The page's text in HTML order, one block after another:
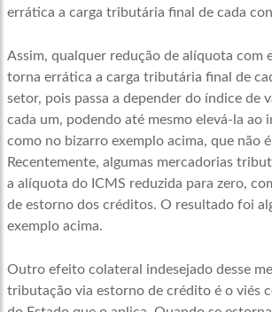
errática a carga tributária final de cada
Assim, qualquer redução de alíquota com
torna errática a carga tributária final de
setor, pois passa a depender do índice de
cada um, podendo até mesmo elevá-la ao
como no bizarro exemplo acima, que não
Recentemente, algumas mercadorias
a alíquota do ICMS reduzida para zero,
de estorno dos créditos. O resultado foi
exemplo acima.
Outro efeito colateral indesejado desse
tributação via estorno de crédito é o viés